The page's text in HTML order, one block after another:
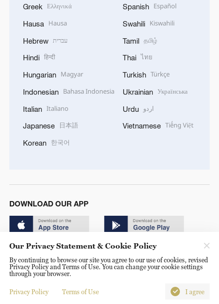
Greek Ελληνικά
Hausa Hausa
Hebrew עברית
Hindi हिन्दी
Hungarian Magyar
Indonesian Bahasa Indonesia
Italian Italiano
Japanese 日本語
Korean 한국어
Spanish Español
Swahili Kiswahili
Tamil தமிழ்
Thai ไทย
Turkish Türkçe
Ukrainian Українська
Urdu اردو
Vietnamese Tiếng Việt
DOWNLOAD OUR APP
© China Radio International.CRI. All Rights Reserved. 16A
Shijingshan Road, Beijing, China. 100040
Our Privacy Statement & Cookie Policy
By continuing to browse our site you agree to our use of cookies, revised
Privacy Policy and Terms of Use. You can change your cookie settings
through your browser.
Privacy Policy Terms of Use I agree